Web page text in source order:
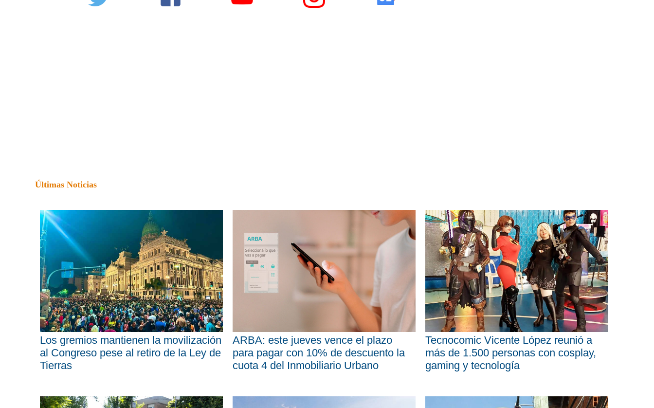
Últimas Noticias
Los gremios mantienen la movilización
al Congreso pese al retiro de la Ley de
Tierras
ARBA: este jueves vence el plazo
para pagar con 10% de descuento la
cuota 4 del Inmobiliario Urbano
Tecnocomic Vicente López reunió a
más de 1.500 personas con cosplay,
gaming y tecnología